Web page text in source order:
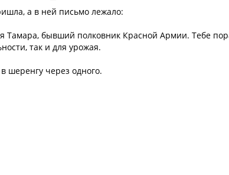
а в ней письмо лежало:
Тамара, бывший полковник Красной Армии. Тебе
так и для урожая.
шеренгу через одного.